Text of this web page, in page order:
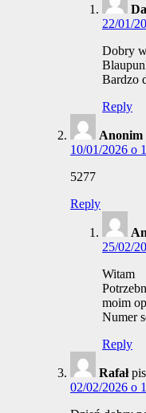
22/01/
Dobry
Bardzo
Reply
Anonim
10/01/2026 o
5277
Reply
25/02/
Witam
moim
Numer
Reply
Rafał
02/02/2026 o